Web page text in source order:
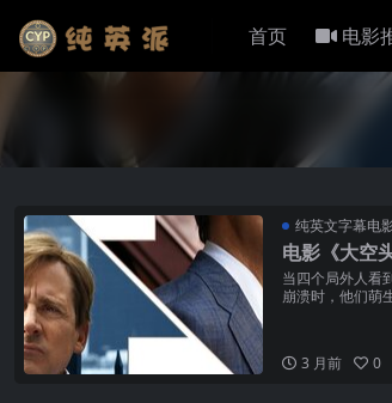
首页 电影
纯英文字幕电
电影《大空
当四个局外人看
崩溃时，他们萌
3 月前 0